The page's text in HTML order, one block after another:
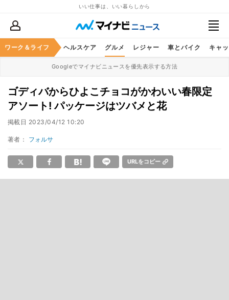
いい仕事は、いい暮らしから
ワーク＆ライフ
マネー 暮らし ヘルスケア グルメ レジャー 車とバイク キャ
Googleでマイナビニュースを優先表示する方法
ゴディバからひよこチョコがかわいい春限定
アソート! パッケージはツバメと花
掲載日 2023/04/12 10:20
著者： フォルサ
URLをコピー